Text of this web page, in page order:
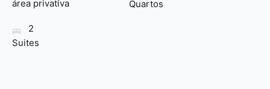
área privativa
Quartos
2
Suites